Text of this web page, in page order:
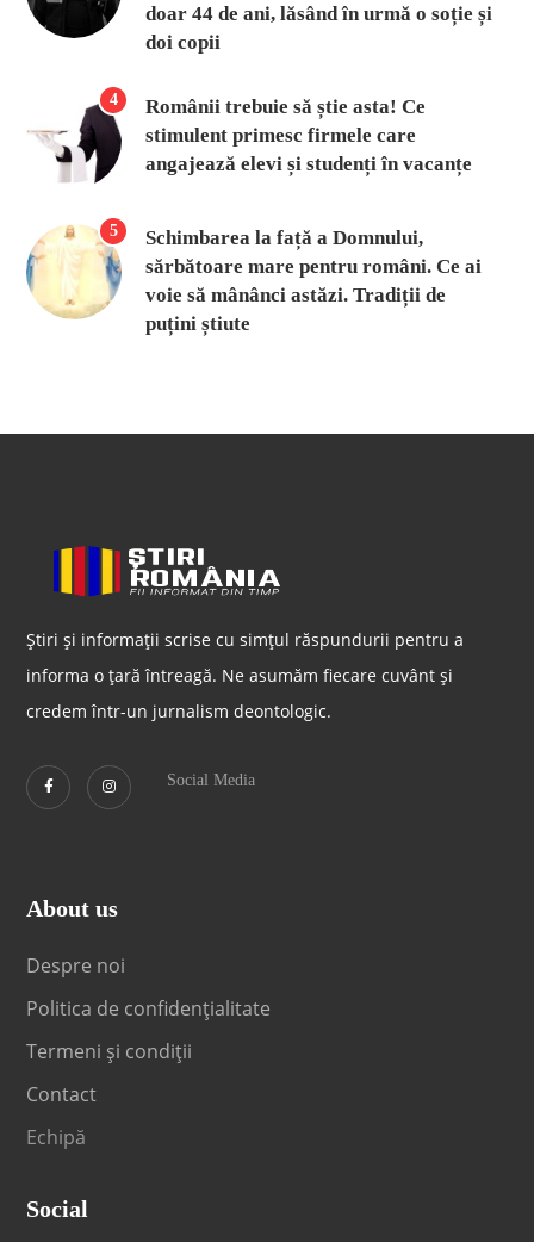
doar 44 de ani, lăsând în urmă o soție și
doi copii
4
Românii trebuie să știe asta! Ce
stimulent primesc firmele care
angajează elevi și studenți în vacanțe
5
Schimbarea la față a Domnului,
sărbătoare mare pentru români. Ce ai
voie să mânânci astăzi. Tradiții de
puțini știute
Știri și informații scrise cu simțul răspundurii pentru a
informa o țară întreagă. Ne asumăm fiecare cuvânt și
credem într-un jurnalism deontologic.
Social Media
About us
Despre noi
Politica de confidențialitate
Termeni și condiții
Contact
Echipă
Social